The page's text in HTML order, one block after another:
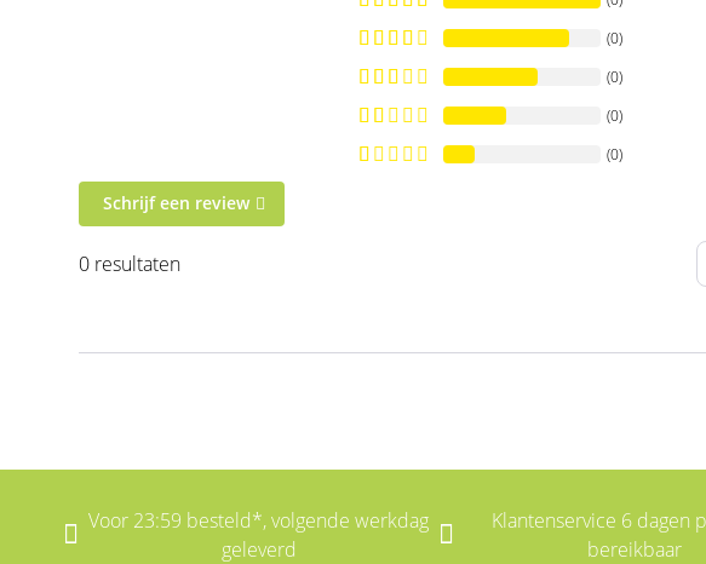
(0)
(0)
(0)
(0)
Schrijf een review
0 resultaten
Voor 23:59 besteld*, volgende werkdag
geleverd
Klantenservice 6 dagen
bereikbaar